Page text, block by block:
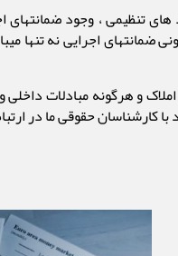
تنظیمی ، وجود
ضمانتهای اجرایی نه
و هرگونه مبادلات
کارشناسان حقوقی ما در